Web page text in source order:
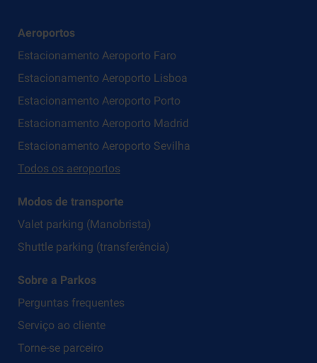
Aeroportos
Estacionamento Aeroporto Faro
Estacionamento Aeroporto Lisboa
Estacionamento Aeroporto Porto
Estacionamento Aeroporto Madrid
Estacionamento Aeroporto Sevilha
Todos os aeroportos
Modos de transporte
Valet parking (Manobrista)
Shuttle parking (transferência)
Sobre a Parkos
Perguntas frequentes
Serviço ao cliente
Torne-se parceiro